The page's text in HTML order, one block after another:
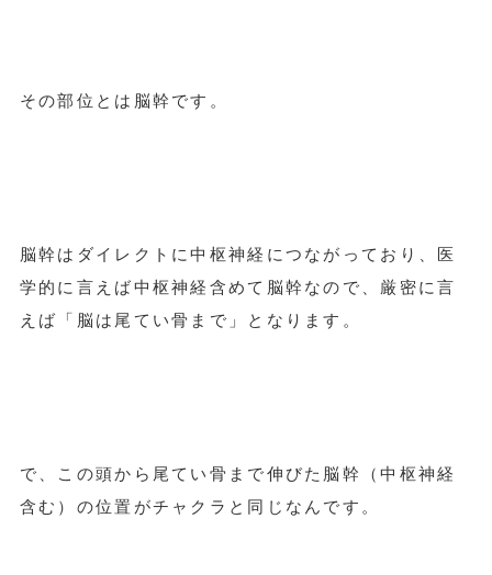
その部位とは脳幹です。
脳幹はダイレクトに中枢神経につながっており、医
学的に言えば中枢神経含めて脳幹なので、厳密に言
えば「脳は尾てい骨まで」となります。
で、この頭から尾てい骨まで伸びた脳幹（中枢神経
含む）の位置がチャクラと同じなんです。